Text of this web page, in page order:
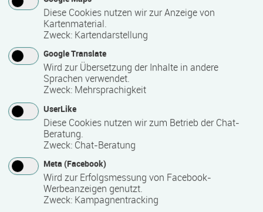
schulen zu lassen. Eine äußerst effektive und preiswerte
Möglichkeit.
Sprechen auch Sie uns gern an bei eigenem Bedarf!
Kontakt
Institut für Weiterbildung (IfW) an der Hochschule
Neubrandenburg e.V.
Brodaer Straße 2
Diese Cookies nutzen wir zur Anzeige von
Kartenmaterial.
Zweck: Kartendarstellung
Google Translate
Wird zur Übersetzung der Inhalte in andere
Sprachen verwendet.
Zweck: Mehrsprachigkeit
UserLike
Diese Cookies nutzen wir zum Betrieb der Chat-
Beratung.
Zweck: Chat-Beratung
Meta (Facebook)
Wird zur Erfolgsmessung von Facebook-
Werbeanzeigen genutzt.
Zweck: Kampagnentracking